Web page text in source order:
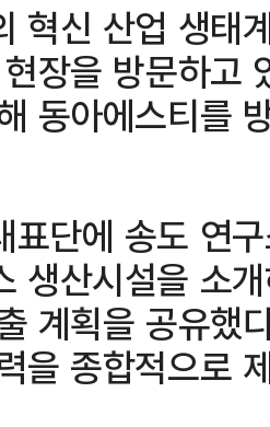
혁신 산업 생태
장을 방문하고
동아에스티를
표단에 송도 연
생산시설을 소
계획을 공유했
을 종합적으로